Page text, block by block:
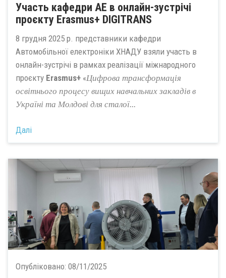
Участь кафедри АЕ в онлайн-зустрічі
проєкту Erasmus+ DIGITRANS
8 грудня 2025 р. представники кафедри
Автомобільної електроніки ХНАДУ взяли участь в
онлайн-зустрічі в рамках реалізації міжнародного
проєкту Erasmus+ «Цифрова трансформація
освітнього процесу вищих навчальних закладів в
Україні та Молдові для сталої...
Далі
Опубліковано: 08/11/2025